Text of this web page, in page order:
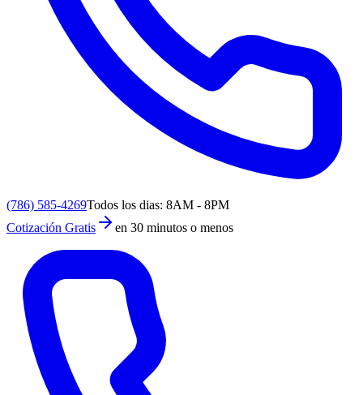
(786) 585-4269Todos los dias: 8AM - 8PM
Cotización Gratis
en 30 minutos o menos